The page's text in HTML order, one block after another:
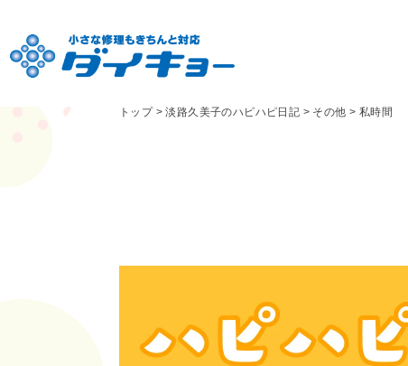
トップ>淡路久美子のハピハピ日記 > その他 > 私時間